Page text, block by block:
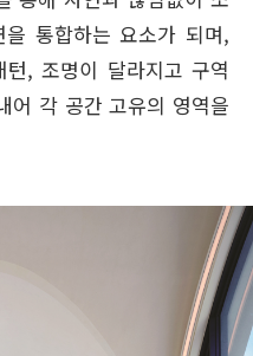
통합하는 요소가 되며,
, 조명이 달라지고 구역
어 각 공간 고유의 영역을